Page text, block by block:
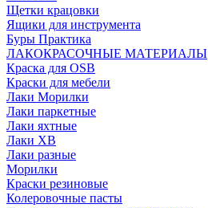
Щетки крацовки
Ящики для инструмента
Буры Практика
ЛАКОКРАСОЧНЫЕ МАТЕРИАЛЫ
Краска для OSB
Краски для мебели
Лаки Морилки
Лаки паркетные
Лаки яхтные
Лаки ХВ
Лаки разные
Морилки
Краски резиновые
Колеровочные пасты